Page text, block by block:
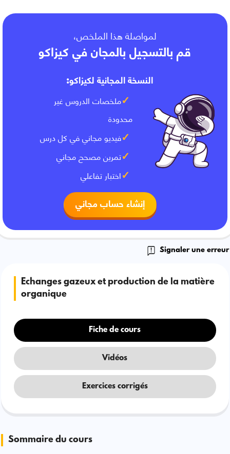
لمواصلة هذا الملخص،
قم بالتسجيل بالمجان في كيزاكو
النسخة المجانية لكيزاكو:
ملخصات الدروس غير
محدودة
فيديو مجاني في كل درس
تمرين مصحح مجاني
اختبار تفاعلي
إنشاء حساب مجاني
Signaler une erreur
Echanges gazeux et production de la matière
organique
Fiche de cours
Vidéos
Exercices corrigés
Sommaire du cours